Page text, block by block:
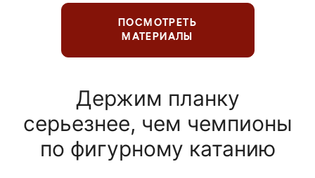
ПОСМОТРЕТЬ
МАТЕРИАЛЫ
Держим планку
серьезнее, чем чемпионы
по фигурному катанию